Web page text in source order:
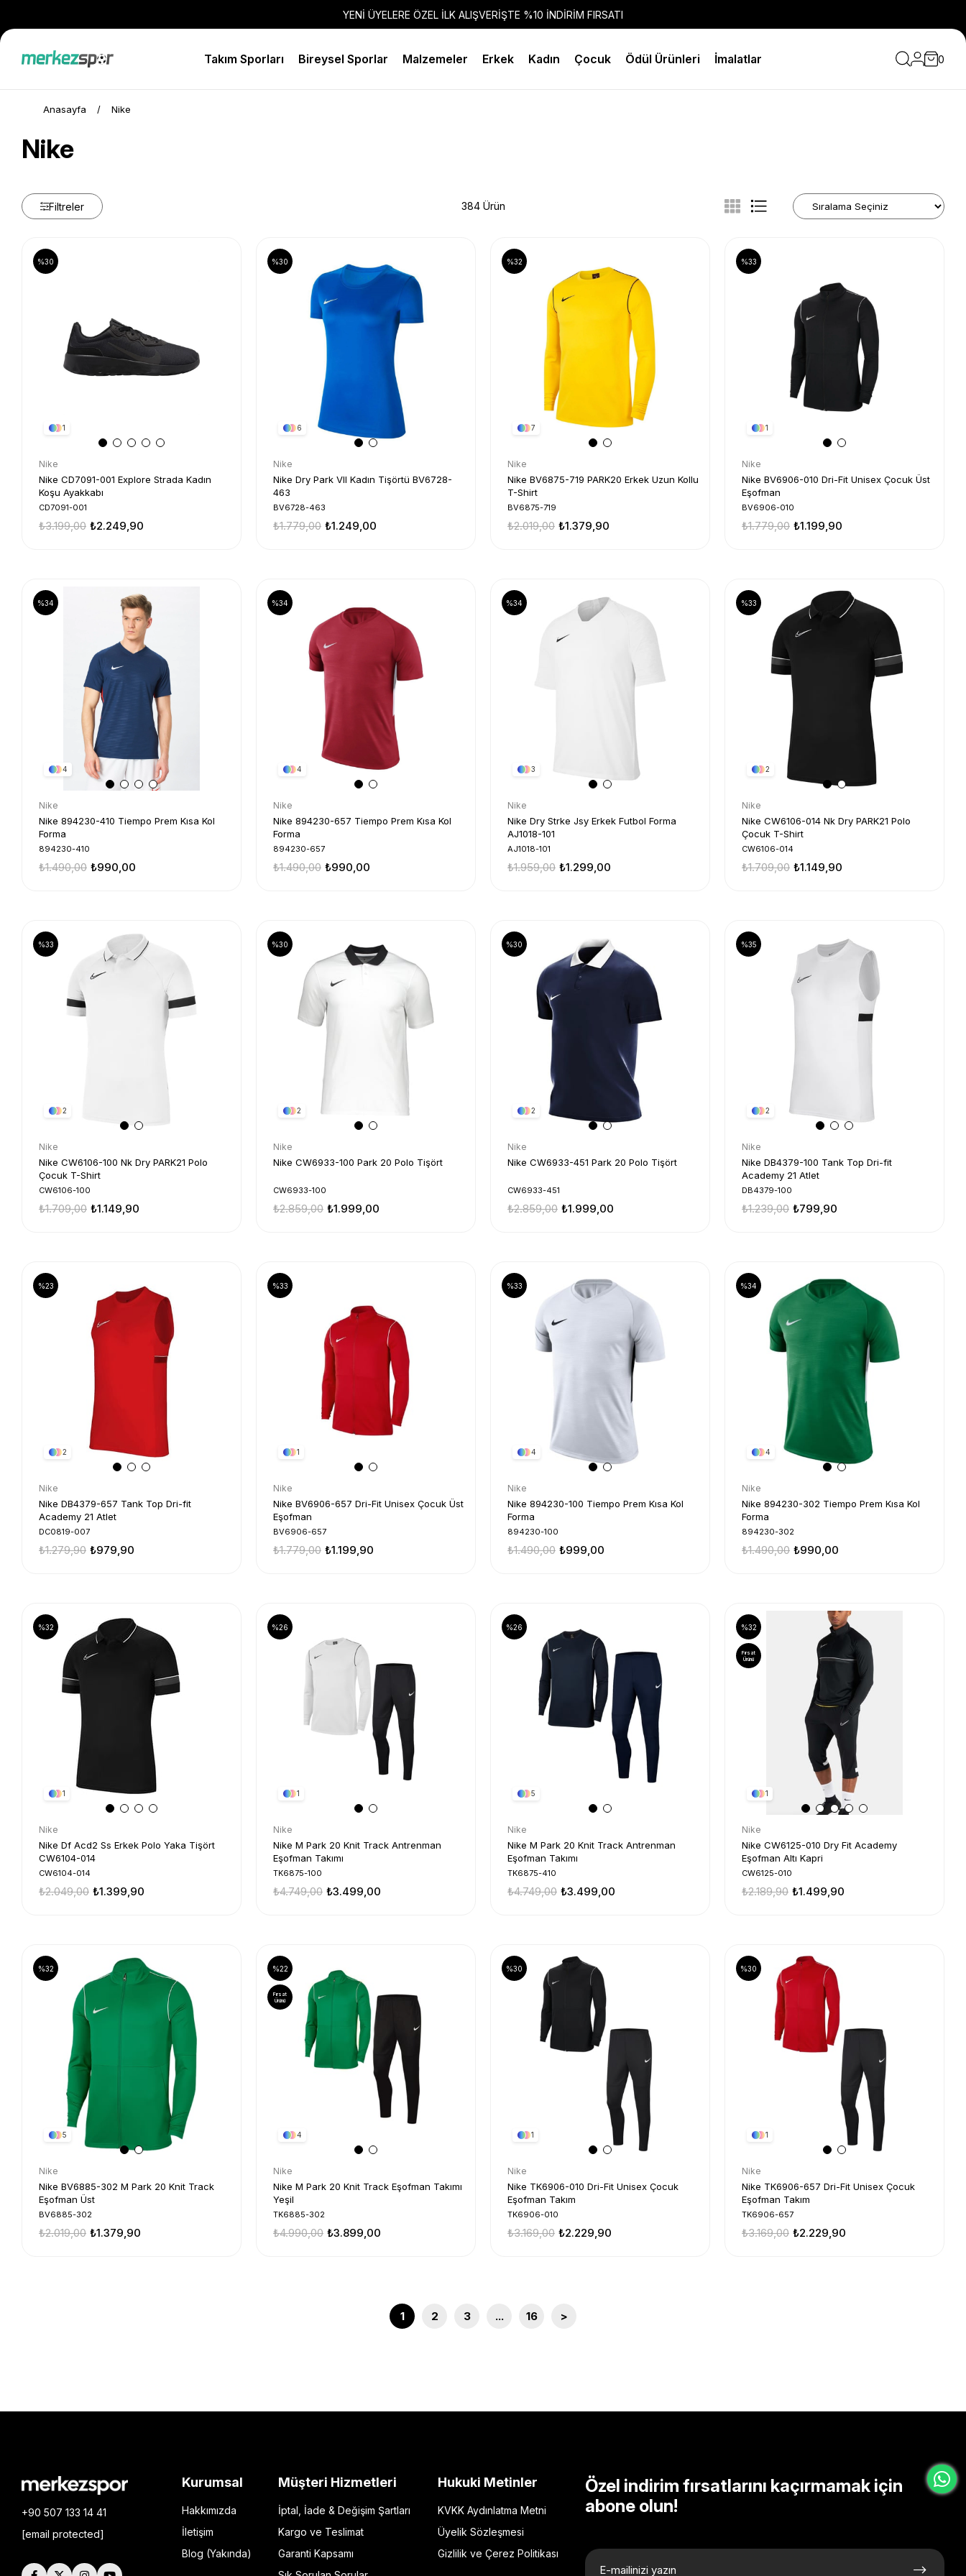
YENİ ÜYELERE ÖZEL İLK ALIŞVERİŞTE %10 İNDİRİM FIRSATI
Takım Sporları Bireysel Sporlar Malzemeler Erkek Kadın Çocuk Ödül Ürünleri İmalatlar 0
Anasayfa Nike
Nike
384 Ürün
Filtreler
1
Nike
Nike CD7091-001 Explore Strada Kadın
Koşu Ayakkabı
CD7091-001
₺2.249,90
₺3.199,00
%30
6
Nike
Nike Dry Park VII Kadın Tişörtü BV6728-
463
BV6728-463
₺1.249,00
₺1.779,00
%30
7
Nike
Nike BV6875-719 PARK20 Erkek Uzun Kollu
T-Shirt
BV6875-719
₺1.379,90
₺2.019,00
%32
1
Nike
Nike BV6906-010 Dri-Fit Unisex Çocuk Üst
Eşofman
BV6906-010
₺1.199,90
₺1.779,00
%33
4
Nike
Nike 894230-410 Tiempo Prem Kısa Kol
Forma
894230-410
₺990,00
₺1.490,00
%34
4
Nike
Nike 894230-657 Tiempo Prem Kısa Kol
Forma
894230-657
₺990,00
₺1.490,00
%34
3
Nike
Nike Dry Strke Jsy Erkek Futbol Forma
AJ1018-101
AJ1018-101
₺1.299,00
₺1.959,00
%34
2
Nike
Nike CW6106-014 Nk Dry PARK21 Polo
Çocuk T-Shirt
CW6106-014
₺1.149,90
₺1.709,00
%33
2
Nike
Nike CW6106-100 Nk Dry PARK21 Polo
Çocuk T-Shirt
CW6106-100
₺1.149,90
₺1.709,00
%33
2
Nike
Nike CW6933-100 Park 20 Polo Tişört
CW6933-100
₺1.999,00
₺2.859,00
%30
2
Nike
Nike CW6933-451 Park 20 Polo Tişört
CW6933-451
₺1.999,00
₺2.859,00
%30
2
Nike
Nike DB4379-100 Tank Top Dri-fit
Academy 21 Atlet
DB4379-100
₺799,90
₺1.239,00
%35
2
Nike
Nike DB4379-657 Tank Top Dri-fit
Academy 21 Atlet
DC0819-007
₺979,90
₺1.279,90
%23
1
Nike
Nike BV6906-657 Dri-Fit Unisex Çocuk Üst
Eşofman
BV6906-657
₺1.199,90
₺1.779,00
%33
4
Nike
Nike 894230-100 Tiempo Prem Kısa Kol
Forma
894230-100
₺999,00
₺1.490,00
%33
4
Nike
Nike 894230-302 Tiempo Prem Kısa Kol
Forma
894230-302
₺990,00
₺1.490,00
%34
1
Nike
Nike Df Acd2 Ss Erkek Polo Yaka Tişört
CW6104-014
CW6104-014
₺1.399,90
₺2.049,00
%32
1
Nike
Nike M Park 20 Knit Track Antrenman
Eşofman Takımı
TK6875-100
₺3.499,00
₺4.749,00
%26
5
Nike
Nike M Park 20 Knit Track Antrenman
Eşofman Takımı
TK6875-410
₺3.499,00
₺4.749,00
%26
1
Nike
Nike CW6125-010 Dry Fit Academy
Eşofman Altı Kapri
CW6125-010
₺1.499,90
₺2.189,90
%32
Fırsat
Ürünü
5
Nike
Nike BV6885-302 M Park 20 Knit Track
Eşofman Üst
BV6885-302
₺1.379,90
₺2.019,00
%32
4
Nike
Nike M Park 20 Knit Track Eşofman Takımı
Yeşil
TK6885-302
₺3.899,00
₺4.990,00
%22
Fırsat
Ürünü
1
Nike
Nike TK6906-010 Dri-Fit Unisex Çocuk
Eşofman Takım
TK6906-010
₺2.229,90
₺3.169,00
%30
1
Nike
Nike TK6906-657 Dri-Fit Unisex Çocuk
Eşofman Takım
TK6906-657
₺2.229,90
₺3.169,00
%30
1 2 3 ... 16 >
+90 507 133 14 41
[email protected]
Kurumsal
Hakkımızda
İletişim
Blog (Yakında)
Müşteri Hizmetleri
İptal, İade & Değişim Şartları
Kargo ve Teslimat
Garanti Kapsamı
Hukuki Metinler
KVKK Aydınlatma Metni
Üyelik Sözleşmesi
Gizlilik ve Çerez Politikası
Özel indirim fırsatlarını kaçırmamak için
abone olun!